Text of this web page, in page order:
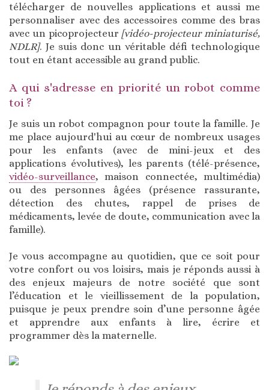
télécharger de nouvelles applications et aussi me
personnaliser avec des accessoires comme des bras
avec un picoprojecteur [vidéo-projecteur miniaturisé,
NDLR]. Je suis donc un véritable défi technologique
tout en étant accessible au grand public.
A qui s'adresse en priorité un robot comme
toi ?
Je suis un robot compagnon pour toute la famille. Je
me place aujourd'hui au cœur de nombreux usages
pour les enfants (avec de mini-jeux et des
applications évolutives), les parents (télé-présence,
vidéo-surveillance, maison connectée, multimédia)
ou des personnes âgées (présence rassurante,
détection des chutes, rappel de prises de
médicaments, levée de doute, communication avec la
famille).
Je vous accompagne au quotidien, que ce soit pour
votre confort ou vos loisirs, mais je réponds aussi à
des enjeux majeurs de notre société que sont
l’éducation et le vieillissement de la population,
puisque je peux prendre soin d’une personne âgée
et apprendre aux enfants à lire, écrire et
programmer dès la maternelle.